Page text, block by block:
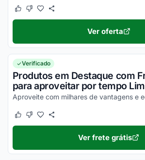
Este cupom funcionou
Este cupom não funcionou
Ver oferta
Verificado
Produtos em Destaque com
para aproveitar por tempo
Este cupom funcionou
Este cupom não funcionou
Ver frete grátis